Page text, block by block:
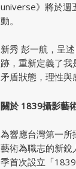
universe》將於週
動。
新秀 彭一航，呈
跡，重新定義了
矛盾狀態，理性與
關於 1839攝影藝
為響應台灣第一所
藝術為職志的新
季首次設立「